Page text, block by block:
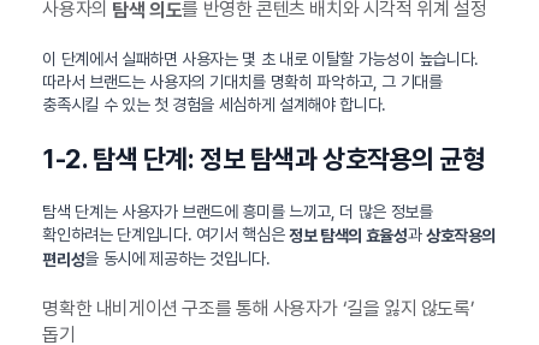
사용자의 탐색 의도를 반영한 콘텐츠 배치와 시각적 위계 설정
이 단계에서 실패하면 사용자는 몇 초 내로 이탈할 가능성이 높습니다.
따라서 브랜드는 사용자의 기대치를 명확히 파악하고, 그 기대를
충족시킬 수 있는 첫 경험을 세심하게 설계해야 합니다.
1-2. 탐색 단계: 정보 탐색과 상호작용의 균형
탐색 단계는 사용자가 브랜드에 흥미를 느끼고, 더 많은 정보를
확인하려는 단계입니다. 여기서 핵심은정보 탐색의 효율성과상호작용의
편리성을 동시에 제공하는 것입니다.
명확한 내비게이션 구조를 통해 사용자가 ‘길을 잃지 않도록’
돕기